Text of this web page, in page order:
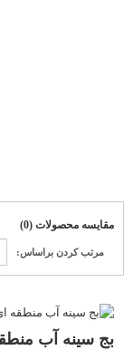
مقایسه محصولات (0)
مرتب کردن براساس:
بج سینه آب